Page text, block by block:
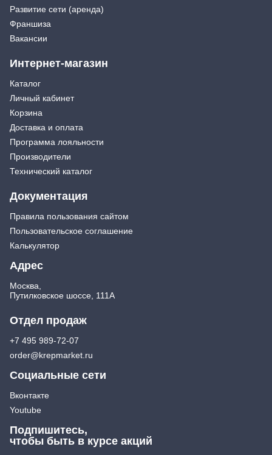
Развитие сети (аренда)
Франшиза
Вакансии
Интернет-магазин
Каталог
Личный кабинет
Корзина
Доставка и оплата
Программа лояльности
Производители
Технический каталог
Документация
Правила пользования сайтом
Пользовательское соглашение
Калькулятор
Адрес
Москва,
Путилковское шоссе, 111А
Отдел продаж
+7 495 989-72-07
order@krepmarket.ru
Социальные сети
Вконтакте
Youtube
Подпишитесь,
чтобы быть в курсе акций